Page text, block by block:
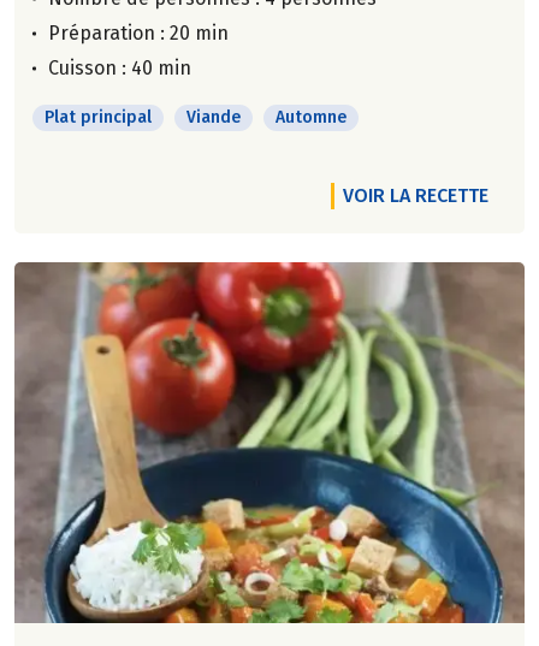
Préparation : 20 min
Cuisson : 40 min
Plat principal Viande Automne
VOIR LA RECETTE